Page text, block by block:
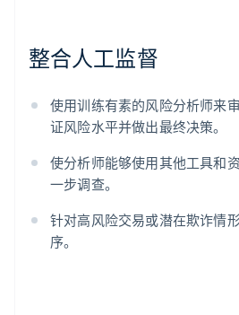
整合人工监督
使用训练有素的风险分析师来
证风险水平并做出最终决策。
使分析师能够使用其他工具和
一步调查。
针对高风险交易或潜在欺诈情
序。
爱尔兰
English
English
奥地利
澳大利亚
English
PortuguêsEnglish
保加利亚
English